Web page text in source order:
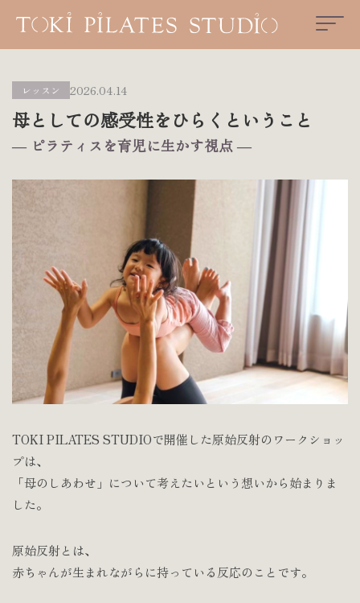
レッスン 2026.04.14
母としての感受性をひらくということ
― ピラティスを育児に生かす視点 ―
TOKI PILATES STUDIOで開催した原始反射のワークショッ
プは、
「母のしあわせ」について考えたいという想いから始まりま
した。
原始反射とは、
赤ちゃんが生まれながらに持っている反応のことです。